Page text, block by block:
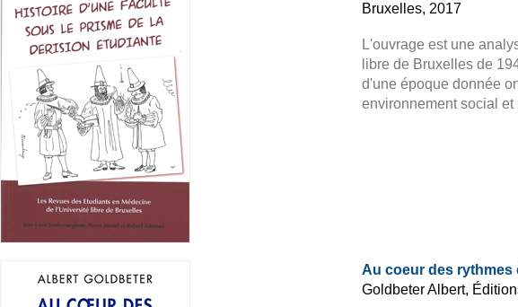
Bruxelles, 2017
L'ouvrage est une
libre de Bruxelles de
d'une époque donnée
environnement social
Au coeur des rythmes
Goldbeter Albert,